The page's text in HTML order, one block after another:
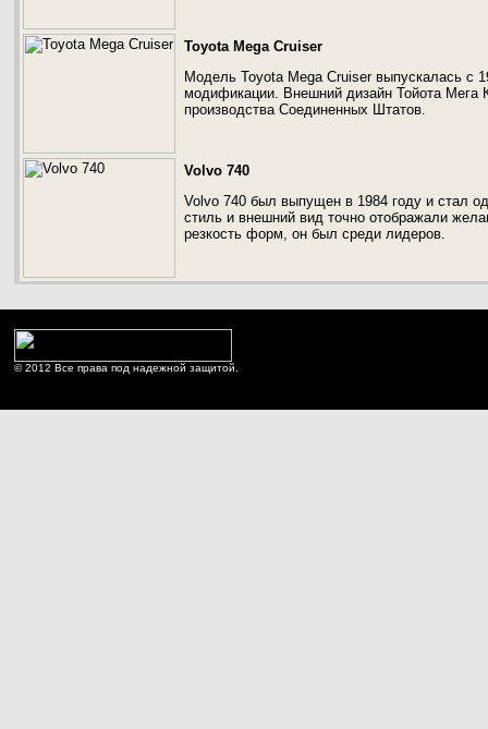
Toyota Mega Cruiser
Модель Toyota Mega Cruiser выпускалась с
модификации. Внешний дизайн Тойота Мега
производства Соединенных Штатов.
Volvo 740
Volvo 740 был выпущен в 1984 году и стал
стиль и внешний вид точно отображали
резкость форм, он был среди лидеров.
© 2012 Все права под надежной защитой.